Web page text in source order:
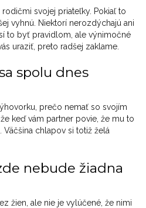
svojej priateľky. Pokiaľ to
vyhnú. Niektorí nerozdýchajú ani
to byť pravidlom, ale výnimočné
uraziť, preto radšej zaklame.
spolu dnes
prečo nemať so svojím
keď vám partner povie, že mu to
chlapov si totiž želá
nebude žiadna
žien, ale nie je vylúčené, že nimi